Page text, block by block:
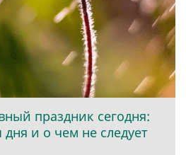
праздник сегодня:
и о чем не следует